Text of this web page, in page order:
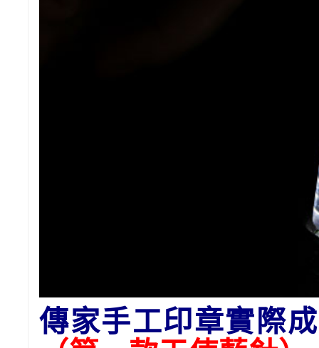
傳家手工印章實際